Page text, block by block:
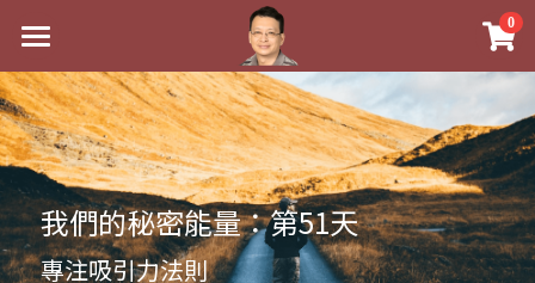
0
最新消息
關於我
實體經營
祖傳命理
課程介紹
我們的秘密能量：第51天
專注吸引力法則
×
商品分類
八字線上完整班
科學八字推理PDF
《十神高階實戰錄》完整典藏版